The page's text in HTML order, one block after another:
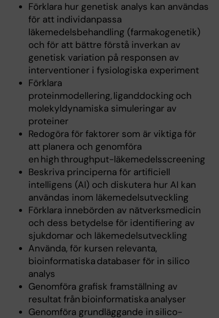
Förklara hur genetisk analys kan användas
för att individanpassa
läkemedelsbehandling (farmakogenetik)
och för att bättre förstå inverkan av
genetisk variation på responsen av
interventioner i fysiologiska experiment
Förklara
proteinmodellering, liganddocking och
molekyldynamiska simuleringar av
proteiner
Redogöra för faktorer som är viktiga för
att planera och genomföra
en high throughput-läkemedelsscreening
Beskriva principerna för artificiell
intelligens (AI) och diskutera hur AI kan
användas inom läkemedelsutveckling
Förklara innebörden av nätverksmedicin
och dess betydelse för identifiering av
sjukdomar och läkemedelsutveckling
Använda, för kursen relevanta,
bioinformatiska databaser för in silico
analys
Genomföra grafisk framställning av
resultat från bioinformatiska analyser
Genomföra grundläggande in silico-